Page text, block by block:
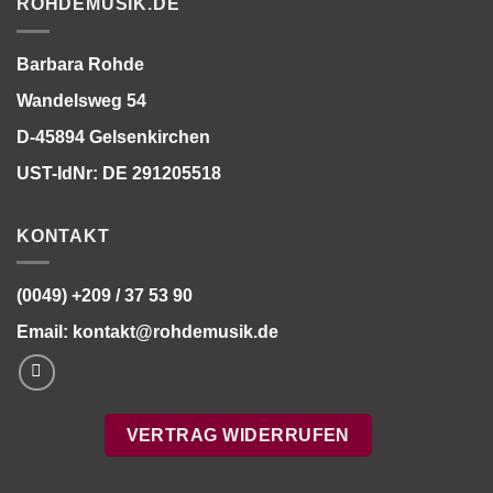
ROHDEMUSIK.DE
Barbara Rohde
Wandelsweg 54
D-45894 Gelsenkirchen
UST-IdNr: DE 291205518
KONTAKT
(0049) +209 / 37 53 90
Email: kontakt@rohdemusik.de
VERTRAG WIDERRUFEN